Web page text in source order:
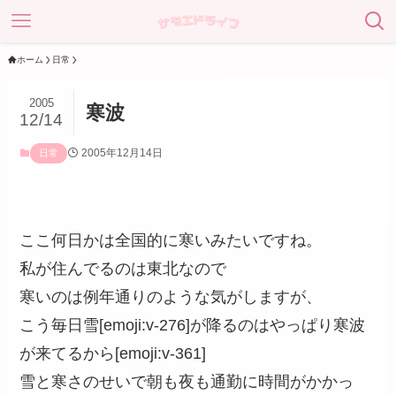
ホーム 日常
寒波
2005
12/14
日常 2005年12月14日
ここ何日かは全国的に寒いみたいですね。
私が住んでるのは東北なので
寒いのは例年通りのような気がしますが、
こう毎日雪[emoji:v-276]が降るのはやっぱり寒波
が来てるから[emoji:v-361]
雪と寒さのせいで朝も夜も通勤に時間がかかっ